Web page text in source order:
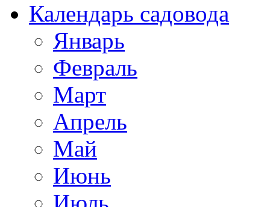
Календарь садовода
Январь
Февраль
Март
Апрель
Май
Июнь